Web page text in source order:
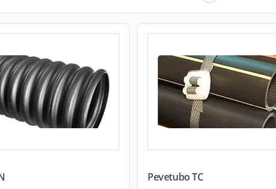
Pevetubo TC